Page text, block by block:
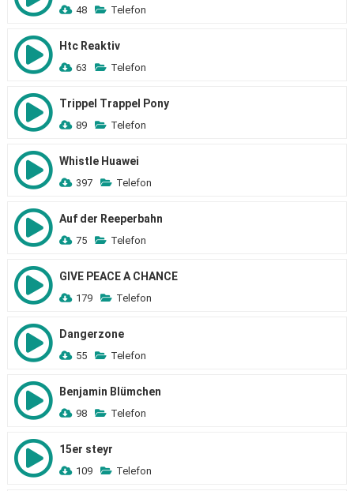
48 Telefon
Htc Reaktiv
63 Telefon
Trippel Trappel Pony
89 Telefon
Whistle Huawei
397 Telefon
Auf der Reeperbahn
75 Telefon
GIVE PEACE A CHANCE
179 Telefon
Dangerzone
55 Telefon
Benjamin Blümchen
98 Telefon
15er steyr
109 Telefon